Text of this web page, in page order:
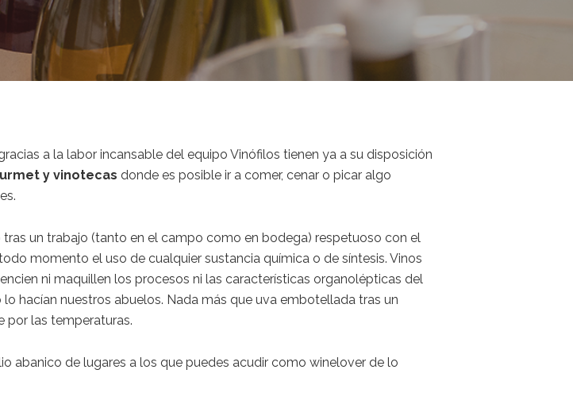
a la labor incansable del equipo Vinófilos tienen ya a su disposición
y vinotecas donde es posible ir a comer, cenar o picar algo
un trabajo (tanto en el campo como en bodega) respetuoso con el
momento el uso de cualquier sustancia química o de síntesis. Vinos
ni maquillen los procesos ni las características organolépticas del
hacían nuestros abuelos. Nada más que uva embotellada tras un
por las temperaturas.
abanico de lugares a los que puedes acudir como winelover de lo